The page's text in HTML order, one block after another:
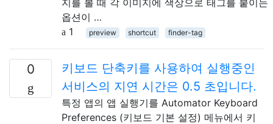
옵션이 …
1
preview shortcut finder-tag
0
키보드 단축키를 사용하여 실행중인
서비스의 지연 시간은 0.5 초입니다.
특정 앱의 앱 실행기를 Automator Keyboard
Preferences (키보드 기본 설정) 메뉴에서 키